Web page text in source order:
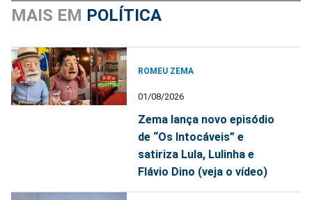
MAIS EM POLÍTICA
ROMEU ZEMA
01/08/2026
Zema lança novo episódio
de “Os Intocáveis” e
satiriza Lula, Lulinha e
Flávio Dino (veja o vídeo)